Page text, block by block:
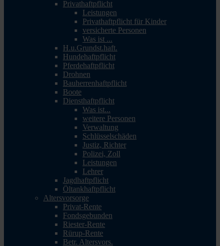
Privathaftpflicht
Leistungen
Privathaftpflicht für Kinder
versicherte Personen
Was ist ...
H.u.Grundst.haft.
Hundehaftpflicht
Pferdehaftpflicht
Drohnen
Bauherrenhaftpflicht
Boote
Diensthaftpflicht
Was ist...
weitere Personen
Verwaltung
Schlüsselschäden
Justiz, Richter
Polizei, Zoll
Leistungen
Lehrer
Jagdhaftpflicht
Öltankhaftpflicht
Altersvorsorge
Privat-Rente
Fondsgebunden
Riester-Rente
Rürup-Rente
Betr. Altersvors.